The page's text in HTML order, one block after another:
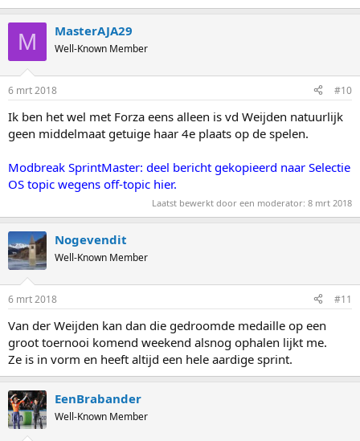
M MasterAJA29
Well-Known Member
6 mrt 2018 #10
Ik ben het wel met Forza eens alleen is vd Weijden natuurlijk
geen middelmaat getuige haar 4e plaats op de spelen.
Modbreak SprintMaster: deel bericht gekopieerd naar Selectie
OS topic wegens off-topic hier.
Laatst bewerkt door een moderator: 8 mrt 2018
Nogevendit
Well-Known Member
6 mrt 2018 #11
Van der Weijden kan dan die gedroomde medaille op een
groot toernooi komend weekend alsnog ophalen lijkt me.
Ze is in vorm en heeft altijd een hele aardige sprint.
EenBrabander
Well-Known Member